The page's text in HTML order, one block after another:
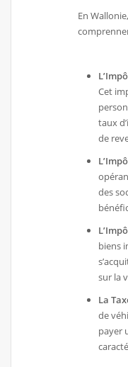
En
Cet
taux
de
des
biens
sur la
La
de
payer